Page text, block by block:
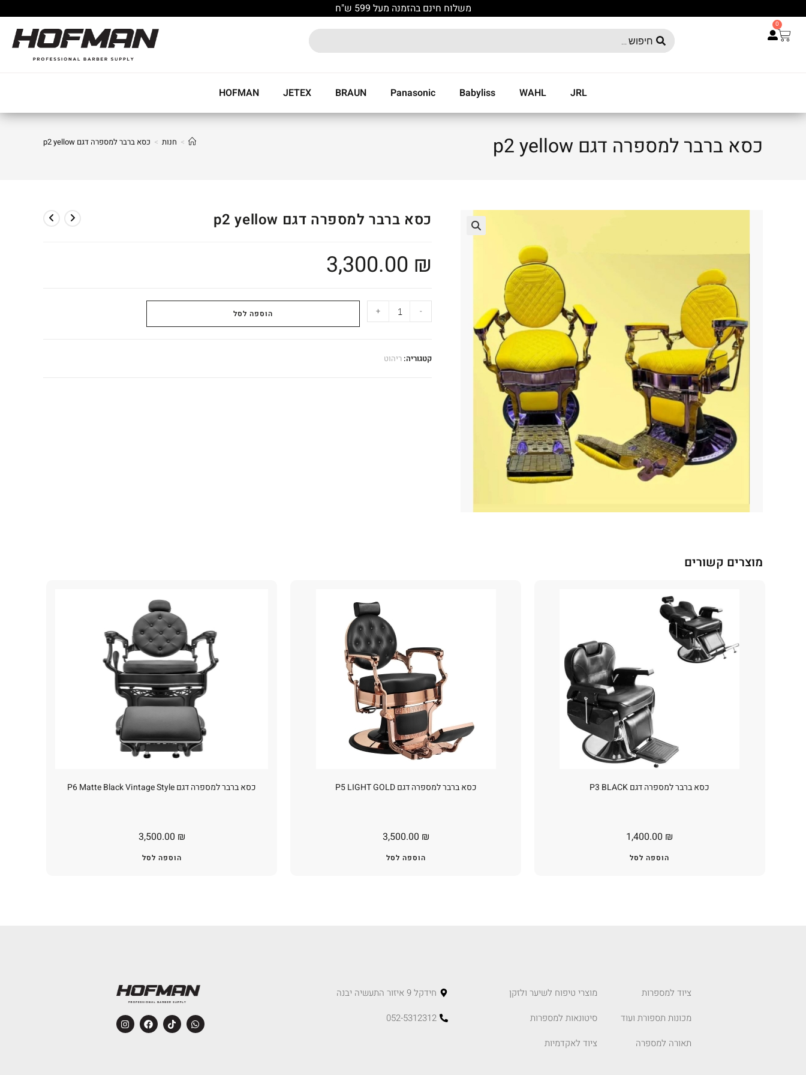
משלוח חינם בהזמנה מעל 599 ש"ח
0
JRL
WAHL
Babyliss
Panasonic
BRAUN
JETEX
HOFMAN
כסא ברבר למספרה דגם p2 yellow > חנות > כסא ברבר למספרה דגם p2 yellow
כסא ברבר למספרה דגם p2 yellow
3,300.00 ₪
-
+ הוספה לסל
קטגוריה: ריהוט
מוצרים קשורים
כסא ברבר למספרה דגם P6 Matte Black Vintage Style
3,500.00 ₪
הוספה לסל
כסא ברבר למספרה דגם P5 LIGHT GOLD
3,500.00 ₪
הוספה לסל
כסא ברבר למספרה דגם P3 BLACK
1,400.00 ₪
הוספה לסל
ציוד למספרות
מכונות תספורת ועוד
תאורה למספרה
מוצרי טיפוח לשיער ולזקן
סיטונאות למספרות
ציוד לאקדמיות
חידקל 9 איזור התעשיה יבנה
052-5312312